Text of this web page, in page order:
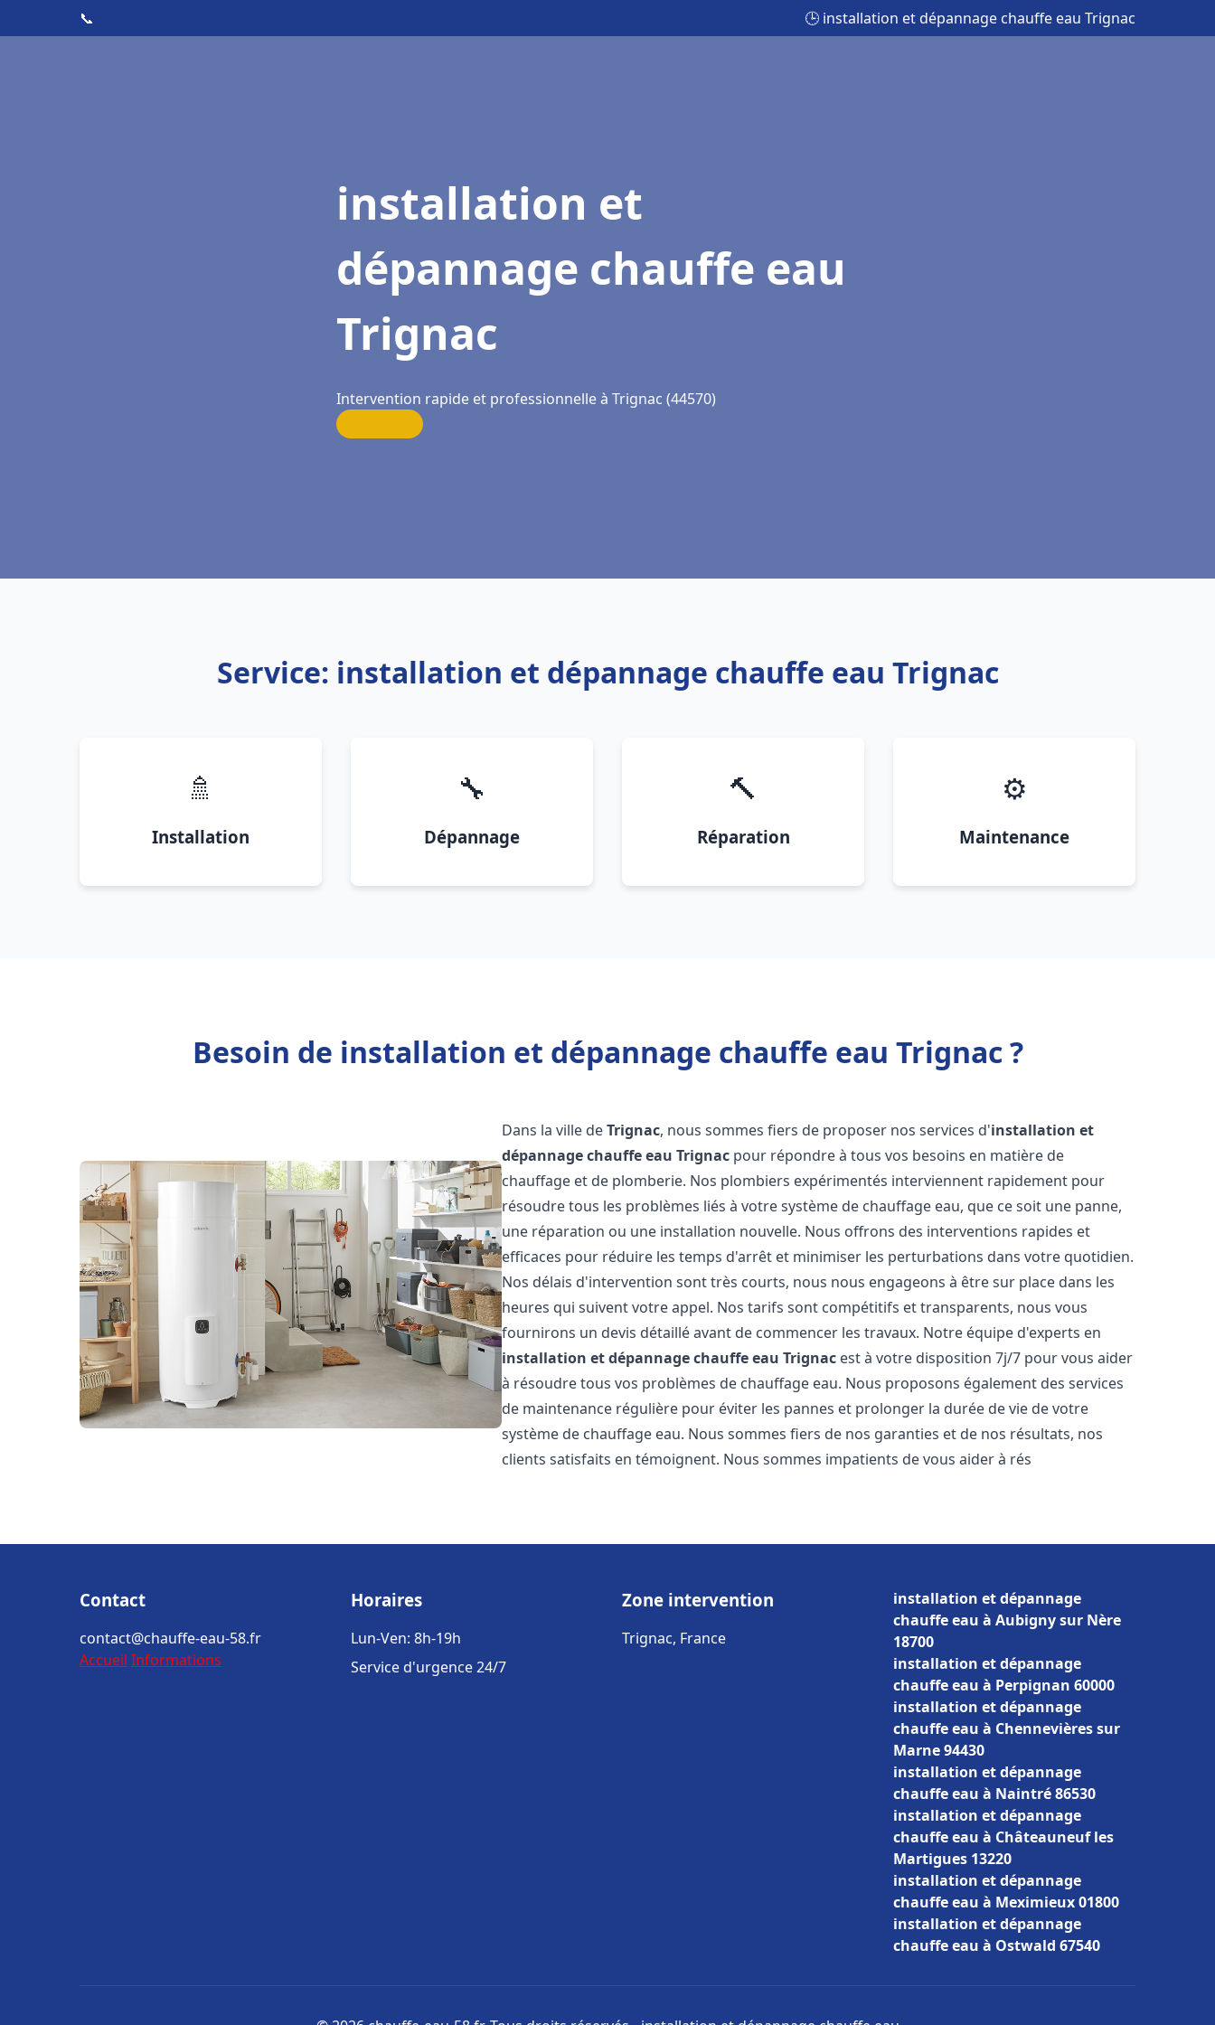
📞 🕒 installation et dépannage chauffe eau Trignac
installation et
dépannage chauffe eau
Trignac
Intervention rapide et professionnelle à Trignac (44570)
Service: installation et dépannage chauffe eau Trignac
🚿
Installation
🔧
Dépannage
🔨
Réparation
⚙️
Maintenance
Besoin de installation et dépannage chauffe eau Trignac ?
Dans la ville deTrignac, nous sommes fiers de proposer nos services d'installation et
dépannage chauffe eau Trignac pour répondre à tous vos besoins en matière de
chauffage et de plomberie. Nos plombiers expérimentés interviennent rapidement pour
résoudre tous les problèmes liés à votre système de chauffage eau, que ce soit une panne,
une réparation ou une installation nouvelle. Nous offrons des interventions rapides et
efficaces pour réduire les temps d'arrêt et minimiser les perturbations dans votre quotidien.
Nos délais d'intervention sont très courts, nous nous engageons à être sur place dans les
heures qui suivent votre appel. Nos tarifs sont compétitifs et transparents, nous vous
fournirons un devis détaillé avant de commencer les travaux. Notre équipe d'experts en
installation et dépannage chauffe eau Trignac est à votre disposition 7j/7 pour vous aider
à résoudre tous vos problèmes de chauffage eau. Nous proposons également des services
de maintenance régulière pour éviter les pannes et prolonger la durée de vie de votre
système de chauffage eau. Nous sommes fiers de nos garanties et de nos résultats, nos
clients satisfaits en témoignent. Nous sommes impatients de vous aider à rés
Contact
contact@chauffe-eau-58.fr
Accueil Informations
Horaires
Lun-Ven: 8h-19h
Service d'urgence 24/7
Zone intervention
Trignac, France
installation et dépannage
chauffe eau à Aubigny sur Nère
18700
installation et dépannage
chauffe eau à Perpignan 60000
installation et dépannage
chauffe eau à Chennevières sur
Marne 94430
installation et dépannage
chauffe eau à Naintré 86530
installation et dépannage
chauffe eau à Châteauneuf les
Martigues 13220
installation et dépannage
chauffe eau à Meximieux 01800
installation et dépannage
chauffe eau à Ostwald 67540